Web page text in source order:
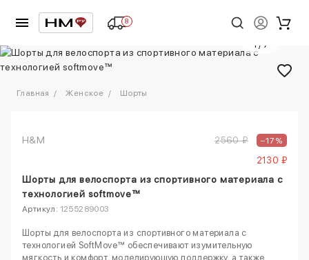
8
1 / 7
Главная Женское Шорты
H&M 2560 ₽ –17%
2130 ₽
Шорты для велоспорта из спортивного материала с
технологией softmove™
Артикул: 1255289003
Шорты для велоспорта из спортивного материала с
технологией SoftMove™ обеспечивают изумительную
мягкость и комфорт, моделирующую поддержку, а также